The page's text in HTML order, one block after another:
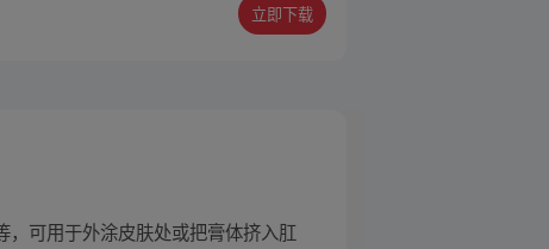
立即下载
可用于外涂皮肤处或把膏体挤入肛